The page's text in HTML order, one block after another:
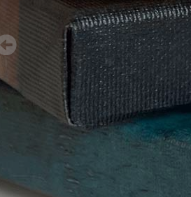
3D Fotolõuendi vaade